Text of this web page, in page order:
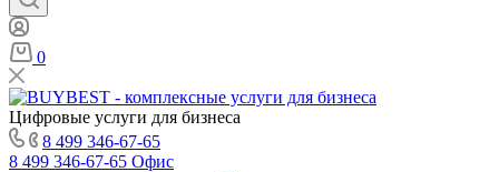
0
Цифровые услуги для бизнеса
8 499 346-67-65
8 499 346-67-65 Офис